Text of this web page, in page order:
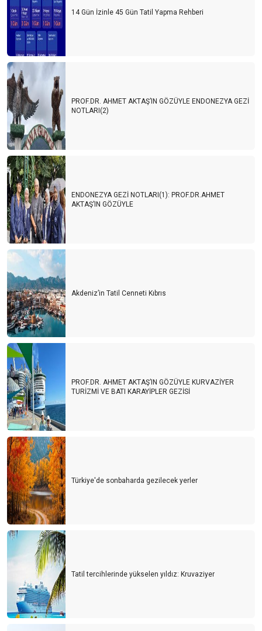
14 Gün İzinle 45 Gün Tatil Yapma Rehberi
PROF.DR. AHMET AKTAŞ’IN GÖZÜYLE ENDONEZYA GEZİ
NOTLARI(2)
ENDONEZYA GEZİ NOTLARI(1): PROF.DR.AHMET
AKTAŞ’IN GÖZÜYLE
Akdeniz’in Tatil Cenneti Kıbrıs
PROF.DR. AHMET AKTAŞ’IN GÖZÜYLE KURVAZİYER
TURİZMİ VE BATI KARAYİPLER GEZİSİ
Türkiye'de sonbaharda gezilecek yerler
Tatil tercihlerinde yükselen yıldız: Kruvaziyer